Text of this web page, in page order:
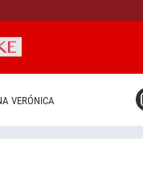
VERÓNICA